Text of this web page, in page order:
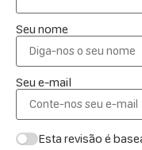
Seu nome
Seu e-mail
Esta revisão é